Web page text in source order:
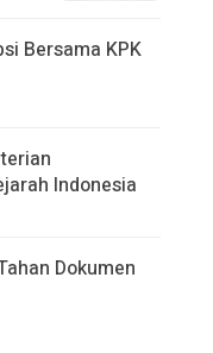
Bersama KPK
Indonesia
Dokumen